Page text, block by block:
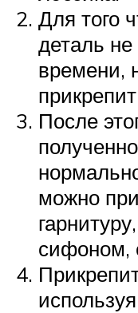
Для того
деталь
времени,
После
можно
сифоном,